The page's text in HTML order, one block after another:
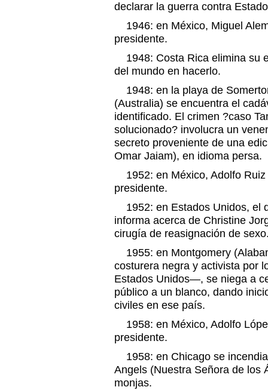
declarar la guerra contra
1946: en México, Miguel
presidente.
1948: Costa Rica elimina su
del mundo en hacerlo.
1948: en la playa de
(Australia) se encuentra el
identificado. El crimen ?caso
solucionado? involucra un
secreto proveniente de una
Omar Jaiam), en idioma persa.
1952: en México, Adolfo
presidente.
1952: en Estados Unidos, el
informa acerca de Christine
cirugía de reasignación de
1955: en Montgomery
costurera negra y activista por
Estados Unidos—, se niega a
público a un blanco, dando
civiles en ese país.
1958: en México, Adolfo
presidente.
1958: en Chicago se
Angels (Nuestra Señora de los
monjas.